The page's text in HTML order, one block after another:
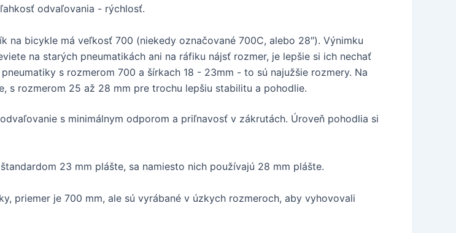
odvaľovania - rýchlosť.
na bicykle má veľkosť 700 (niekedy označované 700C, alebo 28″). Výnimku
na starých pneumatikách ani na ráfiku nájsť rozmer, je lepšie si ich nechať
s rozmerom 700 a šírkach 18 - 23mm - to sú najužšie rozmery. Na
s rozmerom 25 až 28 mm pre trochu lepšiu stabilitu a pohodlie.
s minimálnym odporom a priľnavosť v zákrutách. Úroveň pohodlia si
23 mm plášte, sa namiesto nich používajú 28 mm plášte.
priemer je 700 mm, ale sú vyrábané v úzkych rozmeroch, aby vyhovovali